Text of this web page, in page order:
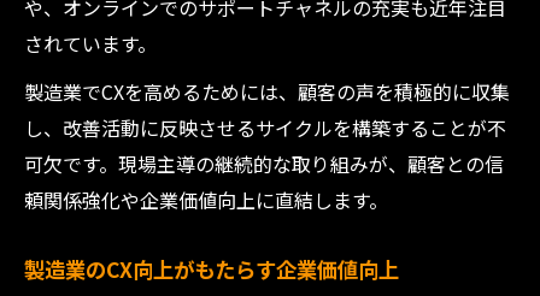
ウ
カスタマーエクスペリエンスの現場導入成
功ポイント
製造業で定着したカスタマーエクスペリエ
ンスの工夫
や、オンラインでのサポートチャネルの充実も近年注目
されています。
製造業でCXを高めるためには、顧客の声を積極的に収集
し、改善活動に反映させるサイクルを構築することが不
可欠です。現場主導の継続的な取り組みが、顧客との信
頼関係強化や企業価値向上に直結します。
製造業のCX向上がもたらす企業価値向上